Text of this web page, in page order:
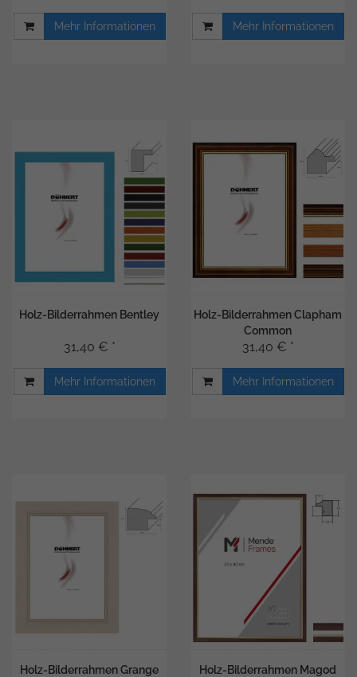
Mehr Informationen Mehr Informationen
Holz-Bilderrahmen Bentley
31,40 € *
Mehr Informationen
Holz-Bilderrahmen Clapham
Common
31,40 € *
Mehr Informationen
Holz-Bilderrahmen Grange
Holz-Bilderrahmen Magod